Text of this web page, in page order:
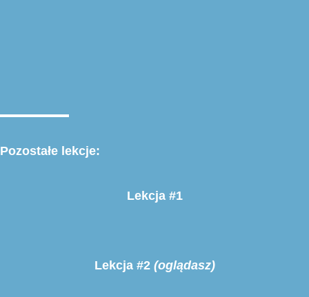
Pozostałe lekcje:
Lekcja #1
Lekcja #2 (oglądasz)